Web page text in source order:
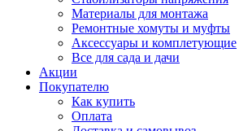
Материалы для монтажа
Ремонтные хомуты и муфты
Аксессуары и комплетующие
Все для сада и дачи
Акции
Покупателю
Как купить
Оплата